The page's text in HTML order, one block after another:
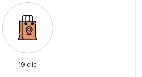
19 clic